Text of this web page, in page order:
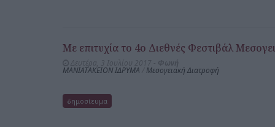
Με επιτυχία το 4o Διεθνές Φεστιβάλ
ΜΑΝΙΑΤΑΚΕΙΟΝ ΙΔΡΥΜΑ Μεσογειακή Διατροφή
δημοσίευμα